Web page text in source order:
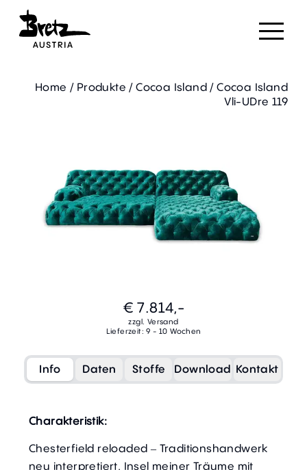
Home / Produkte / Cocoa Island /Cocoa Island
Vli-UDre 119
€ 7.814,-
zzgl. Versand
Lieferzeit: 9 - 10 Wochen
Info Daten Stoffe Download Kontakt
Charakteristik:
Chesterfield reloaded ‒ Traditionshandwerk
neu interpretiert. Insel meiner Träume mit